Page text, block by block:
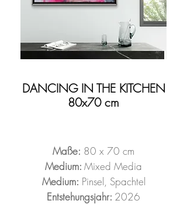
DANCING IN THE KITCHEN
80x70 cm
Maße: 80 x 70 cm
Medium: Mixed Media
Medium: Pinsel, Spachtel
Entstehungsjahr: 2026